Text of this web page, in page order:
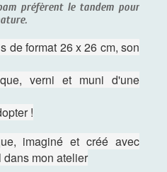
préfèrent le tandem pour
de format 26 x 26 cm, son
verni et muni d'une
!
imaginé et créé avec
dans mon atelier